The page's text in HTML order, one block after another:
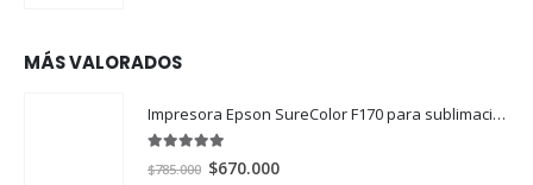
MÁS VALORADOS
Impresora Epson SureColor F170 para sublimación
out of 5
$785.000 El
$670.000El